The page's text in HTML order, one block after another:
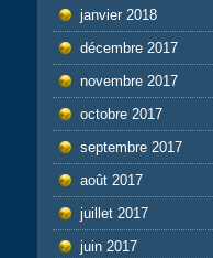
janvier 2018
décembre 2017
novembre 2017
octobre 2017
septembre 2017
août 2017
juillet 2017
juin 2017